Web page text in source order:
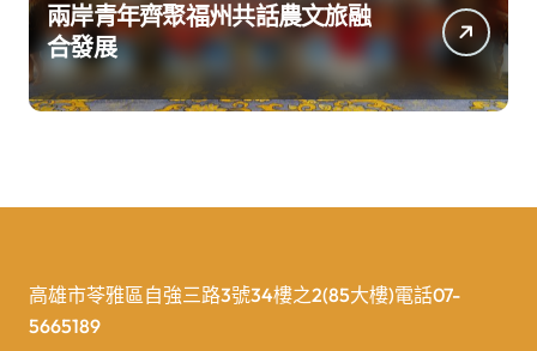
兩岸青年齊聚福州共話農文旅融
合發展
高雄市苓雅區自強三路3號34樓之2(85大樓)電話07-
5665189